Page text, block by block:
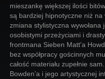
mieszankę większej ilości
są bardziej hipnotyczne niż na
zmiana stylistyczna wywołana
osobistymi przeżyciami i
frontmana Sieben Matt'a
bez współpracy gościnnych
całość materiału zupełnie
Bowden’a i jego artystycznej